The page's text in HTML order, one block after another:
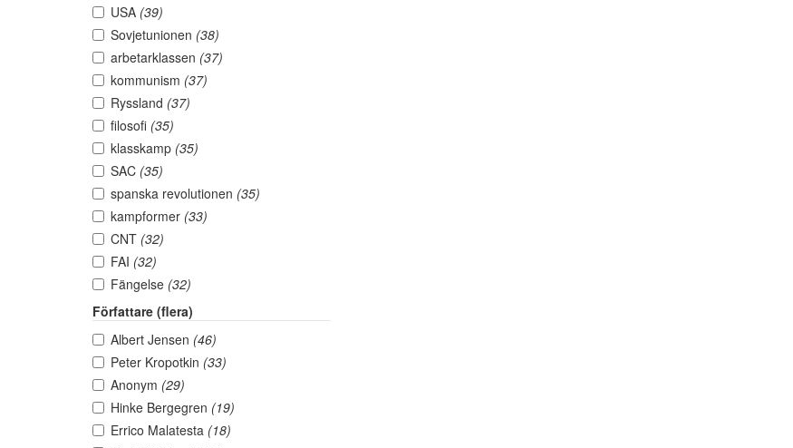
USA (39)
Sovjetunionen (38)
arbetarklassen (37)
kommunism (37)
Ryssland (37)
filosofi (35)
klasskamp (35)
SAC (35)
spanska revolutionen (35)
kampformer (33)
CNT (32)
FAI (32)
Fängelse (32)
Författare (flera)
Albert Jensen (46)
Peter Kropotkin (33)
Anonym (29)
Hinke Bergegren (19)
Errico Malatesta (18)